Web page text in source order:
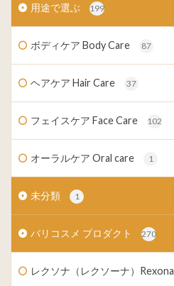
用途で選ぶ 199
ボディケア Body Care 87
ヘアケア Hair Care 37
フェイスケア Face Care 102
オーラルケア Oral care 1
未分類 1
バリコスメ プロダクト 270
レクソナ（レクソーナ）Rexona